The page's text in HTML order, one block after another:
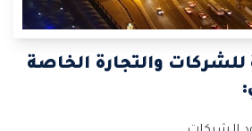
للشركات والتجارة الخاصة